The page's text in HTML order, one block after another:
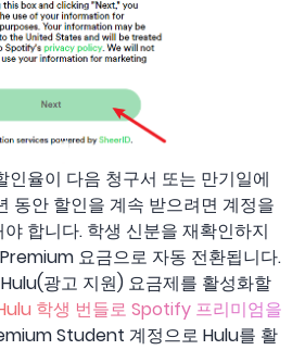
인율이 다음 청구서 또는 만기일에
동안 할인을 계속 받으려면 계정을
합니다. 학생 신분을 재확인하지
요금으로 자동 전환됩니다.
광고 지원) 요금제를 활성화할
학생 번들로 Spotify 프리미엄을
Student 계정으로 Hulu를 활